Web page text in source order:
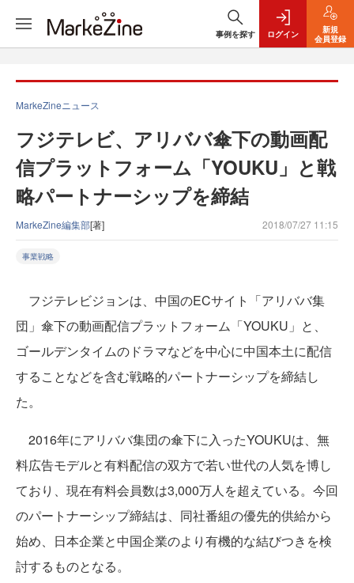
事例を探す ログイン
新規
会員登録
MarkeZineニュース
フジテレビ、アリババ傘下の動画配
信プラットフォーム「YOUKU」と戦
略パートナーシップを締結
MarkeZine編集部[著] 2018/07/27 11:15
事業戦略
フジテレビジョンは、中国のECサイト「アリババ集
団」傘下の動画配信プラットフォーム「YOUKU」と、
ゴールデンタイムのドラマなどを中心に中国本土に配信
することなどを含む戦略的パートナーシップを締結し
た。
2016年にアリババ集団の傘下に入ったYOUKUは、無
料広告モデルと有料配信の双方で若い世代の人気を博し
ており、現在有料会員数は3,000万人を超えている。今回
のパートナーシップ締結は、同社番組の優先的供給から
始め、日本企業と中国企業のより有機的な結びつきを検
討するものとなる。